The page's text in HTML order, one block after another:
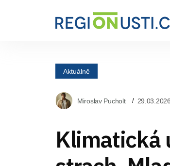
Aktuálně
Miroslav Pucholt
Klimatická